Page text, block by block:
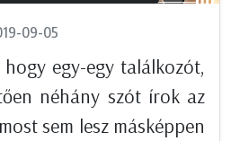
09-05
egy-egy találkozót,
néhány szót írok az
sem lesz másképpen